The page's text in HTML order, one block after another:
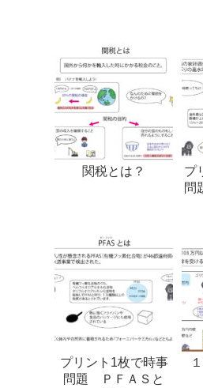
関税とは？
プ
問
プリント1枚で時事
問題 ＰＦＡＳと